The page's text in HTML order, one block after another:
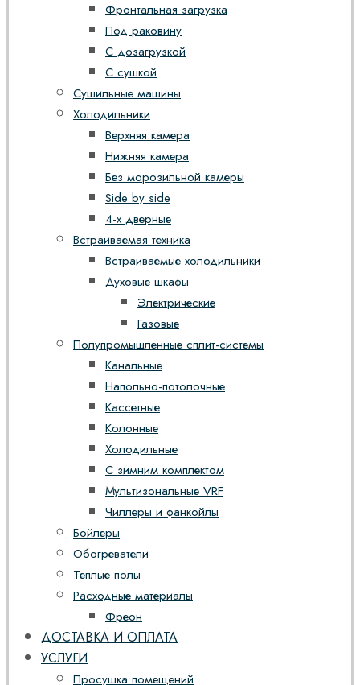
Фронтальная загрузка
Под раковину
С дозагрузкой
С сушкой
Сушильные машины
Холодильники
Верхняя камера
Нижняя камера
Без морозильной камеры
Side by side
4-х дверные
Встраиваемая техника
Встраиваемые холодильники
Духовые шкафы
Электрические
Газовые
Полупромышленные сплит-системы
Канальные
Напольно-потолочные
Кассетные
Колонные
Холодильные
С зимним комплектом
Мультизональные VRF
Чиллеры и фанкойлы
Бойлеры
Обогреватели
Теплые полы
Расходные материалы
Фреон
ДОСТАВКА И ОПЛАТА
УСЛУГИ
Просушка помещений